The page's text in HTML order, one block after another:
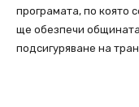
програмата, по която
ще обезпечи
подсигуряване на